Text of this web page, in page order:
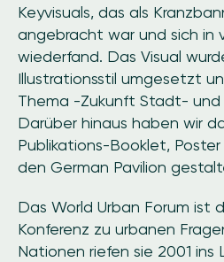
Keyvisuals, das als
angebracht war und sich in
wiederfand. Das Visual
Illustrationsstil umgesetzt
Thema -Zukunft Stadt-
Darüber hinaus haben wir
Publikations-Booklet,
den German Pavilion
Das World Urban Forum ist
Konferenz zu urbanen
Nationen riefen sie 2001 ins